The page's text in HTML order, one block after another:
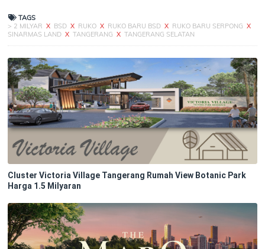
TAGS
> 2 MILYAR X BSD X RUKO X RUKO BARU BSD X RUKO BARU SERPONG X
SINARMAS LAND X TANGERANG X TANGERANG SELATAN
Cluster Victoria Village Tangerang Rumah View Botanic Park
Harga 1.5 Milyaran